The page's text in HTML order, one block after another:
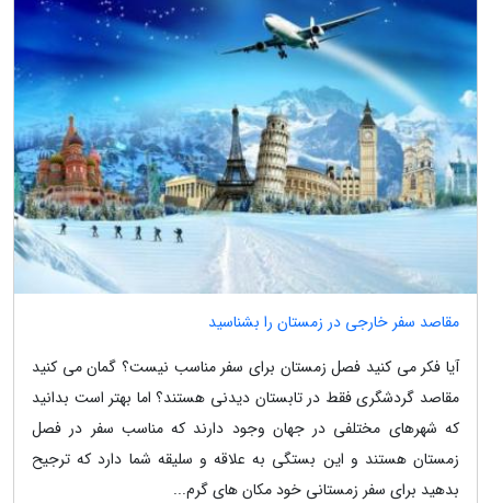
مقاصد سفر خارجی در زمستان را بشناسید
آیا فکر می کنید فصل زمستان برای سفر مناسب نیست؟ گمان می کنید
مقاصد گردشگری فقط در تابستان دیدنی هستند؟ اما بهتر است بدانید
که شهرهای مختلفی در جهان وجود دارند که مناسب سفر در فصل
زمستان هستند و این بستگی به علاقه و سلیقه شما دارد که ترجیح
بدهید برای سفر زمستانی خود مکان های گرم...